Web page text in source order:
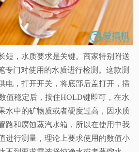
短，水质要求是关键。商家特别附送
专门对使用的水质进行检测。这款测
电，打开开关，将底部后盖打开，插
值稳定后，按住HOLD键即可，在水
水中的矿物质或者硬度过高，因水质
路和腐蚀蒸汽水箱，所以在使用中我
进行测量，理论上要求使用的数值小